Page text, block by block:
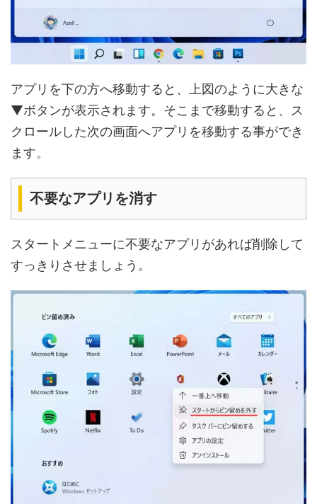
アプリを下の方へ移動すると、上図のように大きな
▼ボタンが表示されます。そこまで移動すると、ス
クロールした次の画面へアプリを移動する事ができ
ます。
不要なアプリを消す
スタートメニューに不要なアプリがあれば削除して
すっきりさせましょう。